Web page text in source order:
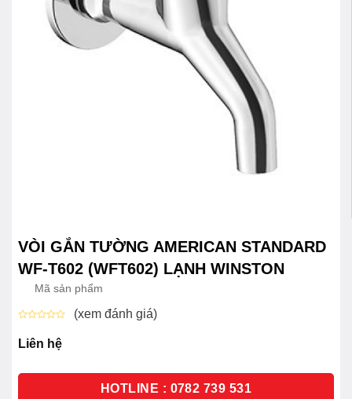
VÒI GẮN TƯỜNG AMERICAN STANDARD
WF-T602 (WFT602) LẠNH WINSTON
Mã sản phẩm
xếp
hạng
sao
(xem đánh giá)
Liên hệ
HOTLINE : 0782 739 531